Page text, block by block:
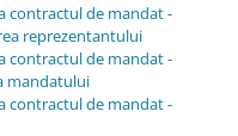
contractul de mandat -
reprezentantului
contractul de mandat -
mandatului
contractul de mandat -